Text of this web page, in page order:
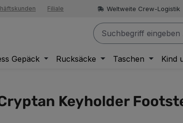
springen
Filiale Weltweite Crew-Logistik
Gepäck Rucksäcke Taschen Kind
Keyholder